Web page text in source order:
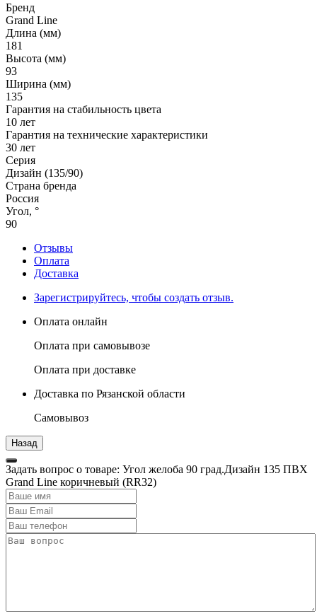
Бренд
Grand Line
Длина (мм)
181
Высота (мм)
93
Ширина (мм)
135
Гарантия на стабильность цвета
10 лет
Гарантия на технические характеристики
30 лет
Серия
Дизайн (135/90)
Страна бренда
Россия
Угол, °
90
Отзывы
Оплата
Доставка
Зарегистрируйтесь, чтобы создать отзыв.
Оплата онлайн
Оплата при самовывозе
Оплата при доставке
Доставка по Рязанской области
Самовывоз
Задать вопрос о товаре: Угол желоба 90 град.Дизайн 135 ПВХ
Grand Line коричневый (RR32)